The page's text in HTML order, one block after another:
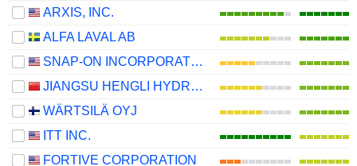
ARXIS, INC.
ALFA LAVAL AB
SNAP-ON INCORPORATED
JIANGSU HENGLI HYDRAULIC CO.,LTD
WÄRTSILÄ OYJ
ITT INC.
FORTIVE CORPORATION